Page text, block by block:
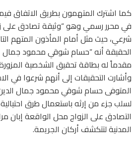
كما اشترك المتهمون بطريق الاتفاق فيما
في محرر رسمي وهو “وثيقة تصادق على
شرعي، حيث مثل أمام المأذون المتهم
الحقيقة أنه “حسام شوقي محمود جمال
مقدماً له بطاقة تحقيق الشخصية
وأشارت التحقيقات إلى أنهم شرعوا في
المتوفى حسام شوقي محمود جمال
لسلب جزء من إرثه باستعمال طرق
التصادق على الزواج محل الواقعة إبان
المدنية لتتكشف أركان الجريمة.